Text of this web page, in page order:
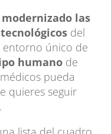
modernizado las
del
entorno único de
humano de
pueda
quieres seguir